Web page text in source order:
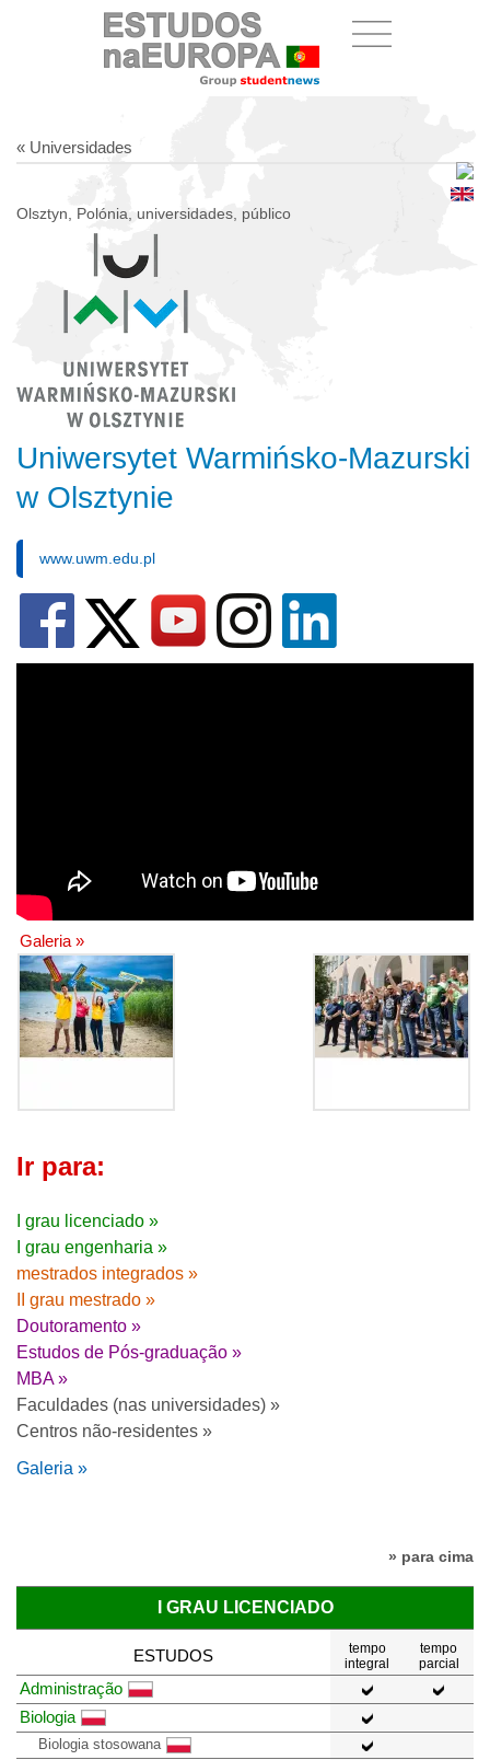
« Universidades
Olsztyn, Polónia, universidades, público
Uniwersytet Warmińsko-Mazurski
w Olsztynie
www.uwm.edu.pl
Galeria »
Ir para:
I grau licenciado »
I grau engenharia »
mestrados integrados »
II grau mestrado »
Doutoramento »
Estudos de Pós-graduação »
MBA »
Faculdades (nas universidades) »
Centros não-residentes »
Galeria »
» para cima
I GRAU LICENCIADO
ESTUDOS
tempo
integral
tempo
parcial
Administração
Biologia
Biologia stosowana